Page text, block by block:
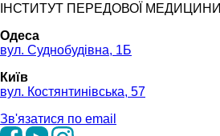
ІНСТИТУТ ПЕРЕДОВОЇ МЕДИЦИНИ
Одеса
вул. Суднобудівна, 1Б
Київ
вул. Костянтинівська, 57
Зв'язатися по email